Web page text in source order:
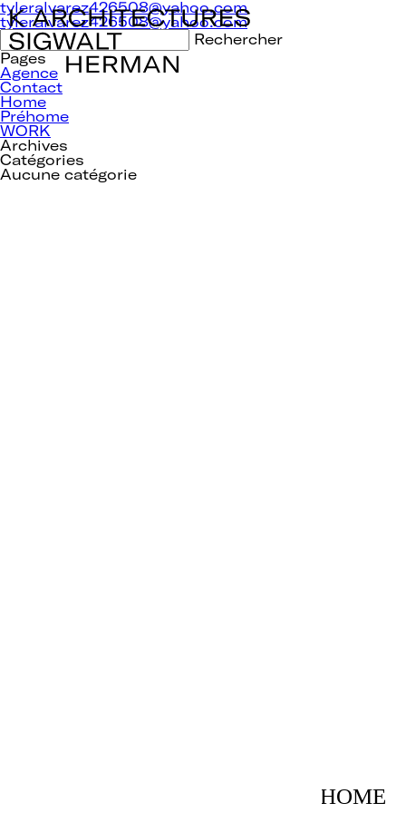
Navigation
de
l’article
tyleralvarez426508@yahoo.com
tyleralvarez426508@yahoo.com
Rechercher :
Pages
Agence
Contact
Home
Préhome
WORK
Archives
Catégories
Aucune catégorie